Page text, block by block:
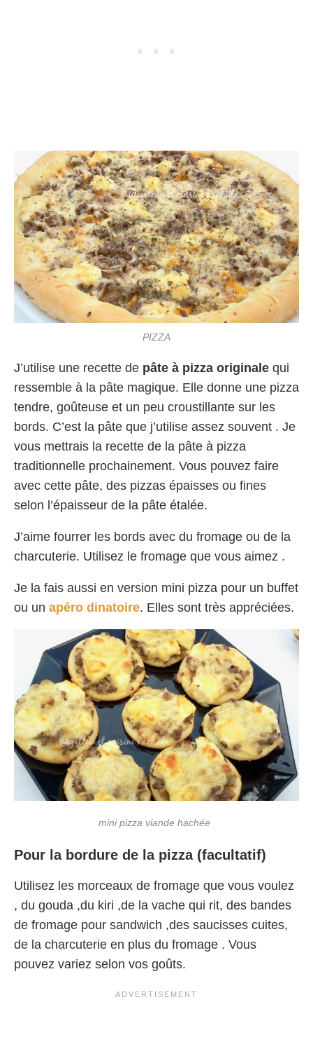
PIZZA
J’utilise une recette de pâte à pizza originale qui
ressemble à la pâte magique. Elle donne une pizza
tendre, goûteuse et un peu croustillante sur les
bords. C’est la pâte que j’utilise assez souvent . Je
vous mettrais la recette de la pâte à pizza
traditionnelle prochainement. Vous pouvez faire
avec cette pâte, des pizzas épaisses ou fines
selon l’épaisseur de la pâte étalée.
J’aime fourrer les bords avec du fromage ou de la
charcuterie. Utilisez le fromage que vous aimez .
Je la fais aussi en version mini pizza pour un buffet
ou un apéro dinatoire. Elles sont très appréciées.
mini pizza viande hachée
Pour la bordure de la pizza(facultatif)
Utilisez les morceaux de fromage que vous voulez
, du gouda ,du kiri ,de la vache qui rit, des bandes
de fromage pour sandwich ,des saucisses cuites,
de la charcuterie en plus du fromage . Vous
pouvez variez selon vos goûts.